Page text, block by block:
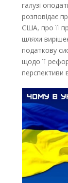
галузі
розповідає
США, про її
шляхи
податкову
щодо її
перспективи